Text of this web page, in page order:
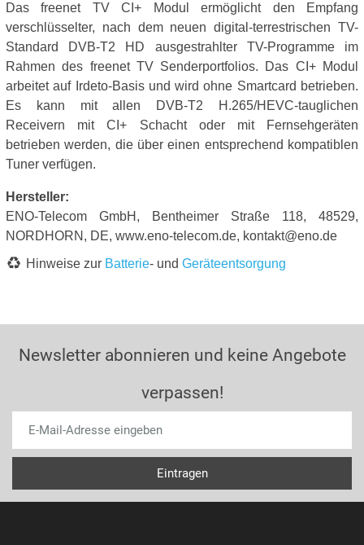
Das freenet TV CI+ Modul ermöglicht den Empfang
verschlüsselter, nach dem neuen digital-terrestrischen TV-
Standard DVB-T2 HD ausgestrahlter TV-Programme im
Rahmen des freenet TV Senderportfolios. Das CI+ Modul
arbeitet auf Irdeto-Basis und wird ohne Smartcard betrieben.
Es kann mit allen DVB-T2 H.265/HEVC-tauglichen
Receivern mit CI+ Schacht oder mit Fernsehgeräten
betrieben werden, die über einen entsprechend kompatiblen
Tuner verfügen.
Hersteller:
ENO-Telecom GmbH, Bentheimer Straße 118, 48529,
NORDHORN, DE, www.eno-telecom.de, kontakt@eno.de
Hinweise zur Batterie- und Geräteentsorgung
Newsletter abonnieren und keine Angebote
verpassen!